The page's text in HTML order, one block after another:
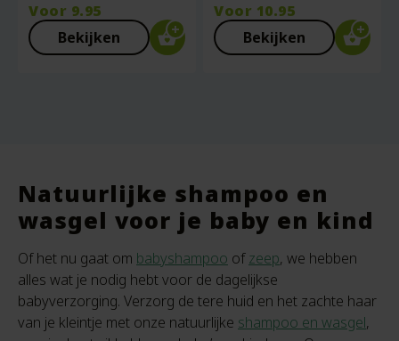
Voor 9.95
Bekijken
Voor 10.95
Bekijken
Natuurlijke shampoo en
wasgel voor je baby en kind
Of het nu gaat om babyshampoo ofzeep, we hebben
alles wat je nodig hebt voor de dagelijkse
babyverzorging. Verzorg de tere huid en het zachte haar
van je kleintje met onze natuurlijke shampoo en wasgel,